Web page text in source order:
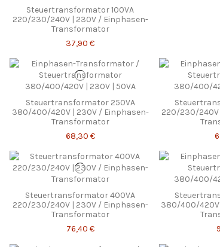
Steuertransformator 100VA
220/230/240V | 230V / Einphasen-
Transformator
37,90 €
Steuertransformator 250VA
380/400/420V | 230V / Einphasen-
Transformator
68,30 €
220/230/240V
Steuertransformator 400VA
220/230/240V | 230V / Einphasen-
Transformator
76,40 €
380/400/420V